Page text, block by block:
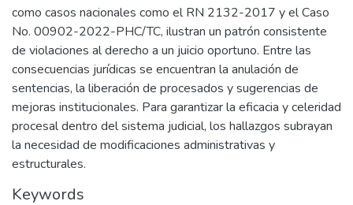
como casos nacionales como el RN 2132-2017 y el Caso
No. 00902-2022-PHC/TC, ilustran un patrón consistente
de violaciones al derecho a un juicio oportuno. Entre las
consecuencias jurídicas se encuentran la anulación de
sentencias, la liberación de procesados y sugerencias de
mejoras institucionales. Para garantizar la eficacia y celeridad
procesal dentro del sistema judicial, los hallazgos subrayan
la necesidad de modificaciones administrativas y
estructurales.
Keywords